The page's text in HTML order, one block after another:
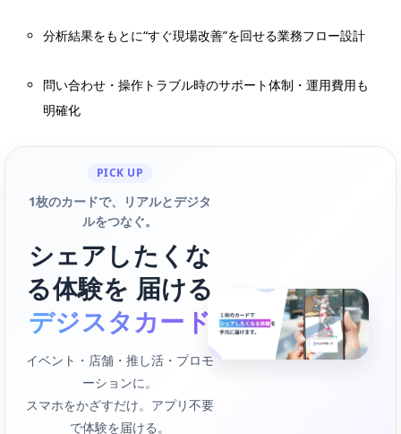
分析結果をもとに“すぐ現場改善”を回せる業務フロー設計
問い合わせ・操作トラブル時のサポート体制・運用費用も
明確化
PICK UP
1枚のカードで、リアルとデジタ
ルをつなぐ。
シェアしたくな
る体験を 届ける
デジスタカード
イベント・店舗・推し活・プロモ
ーションに。
スマホをかざすだけ。アプリ不要
で体験を届ける。